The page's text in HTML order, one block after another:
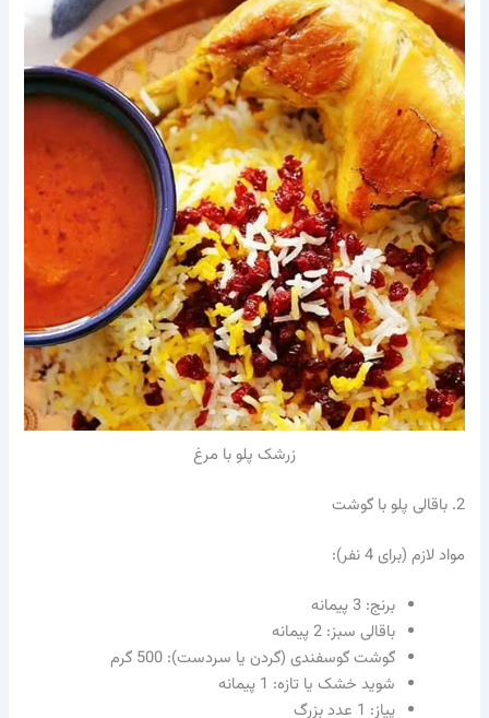
زرشک پلو با مرغ
2. باقالی پلو با گوشت
مواد لازم (برای 4 نفر):
برنج: 3 پیمانه
باقالی سبز: 2 پیمانه
گوشت گوسفندی (گردن یا سردست): 500 گرم
شوید خشک یا تازه: 1 پیمانه
پیاز: 1 عدد بزرگ